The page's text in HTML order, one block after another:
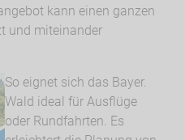
kann einen ganzen
und miteinander
So eignet sich das Bayer.
Wald ideal für Ausflüge
oder Rundfahrten. Es